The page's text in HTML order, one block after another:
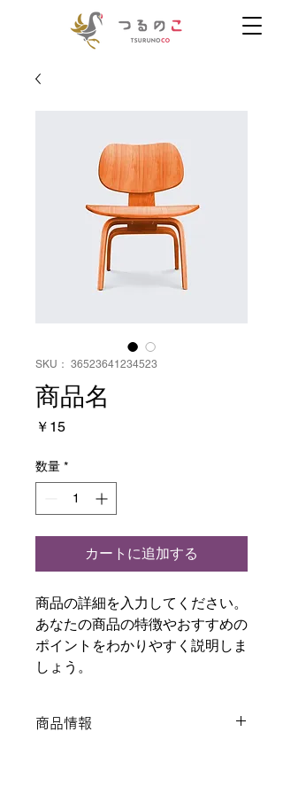
SKU： 36523641234523
商品名
￥15価
数量 *
カートに追加する
商品の詳細を入力してください。
あなたの商品の特徴やおすすめの
ポイントをわかりやすく説明しま
しょう。
商品情報